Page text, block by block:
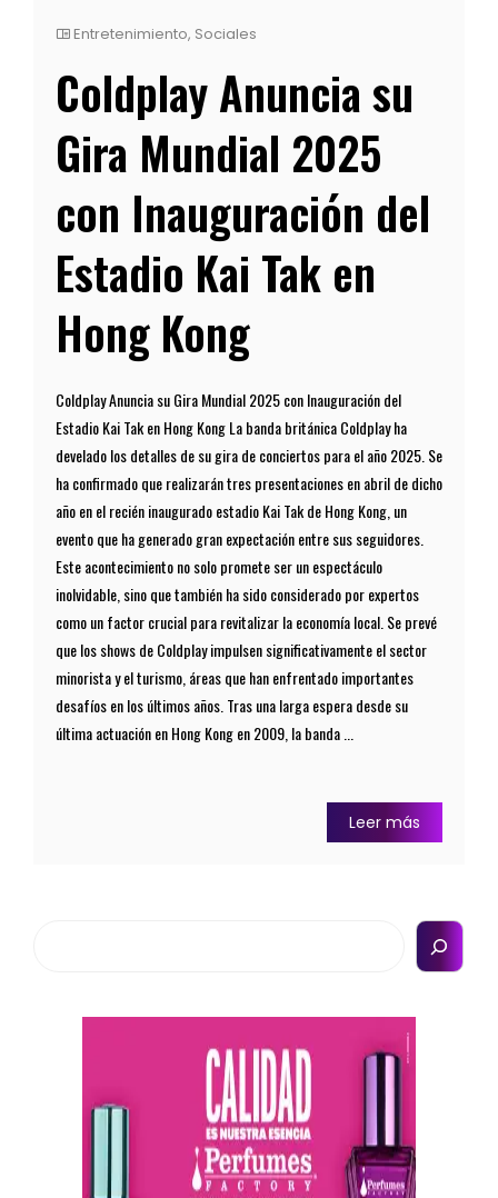
Entretenimiento, Sociales
Coldplay Anuncia su
Gira Mundial 2025
con Inauguración del
Estadio Kai Tak en
Hong Kong
Coldplay Anuncia su Gira Mundial 2025 con Inauguración del
Estadio Kai Tak en Hong Kong La banda británica Coldplay ha
develado los detalles de su gira de conciertos para el año 2025. Se
ha confirmado que realizarán tres presentaciones en abril de dicho
año en el recién inaugurado estadio Kai Tak de Hong Kong, un
evento que ha generado gran expectación entre sus seguidores.
Este acontecimiento no solo promete ser un espectáculo
inolvidable, sino que también ha sido considerado por expertos
como un factor crucial para revitalizar la economía local. Se prevé
que los shows de Coldplay impulsen significativamente el sector
minorista y el turismo, áreas que han enfrentado importantes
desafíos en los últimos años. Tras una larga espera desde su
última actuación en Hong Kong en 2009, la banda ...
Leer más